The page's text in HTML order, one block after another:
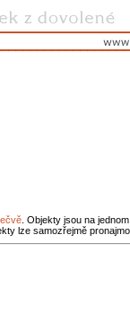
. Objekty jsou na
lze samozřejmě